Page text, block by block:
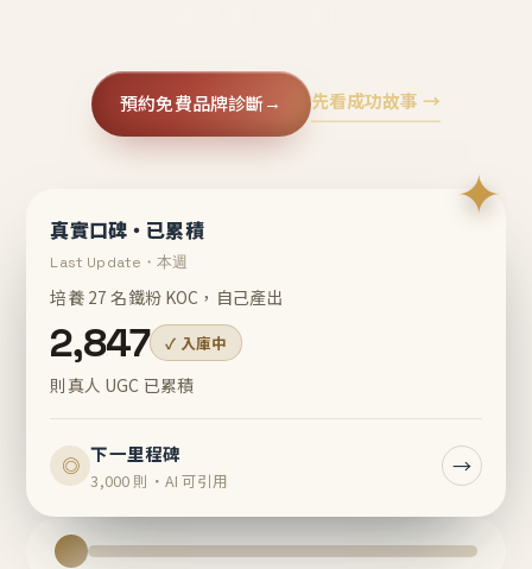
預約免費品牌診斷→ 先看成功故事 →
✦
真實口碑・已累積
Last Update・本週
培養 27 名鐵粉 KOC，自己產出
2,847 ✓ 入庫中
則真人 UGC 已累積
◎ 下一里程碑
3,000 則・AI 可引用
→